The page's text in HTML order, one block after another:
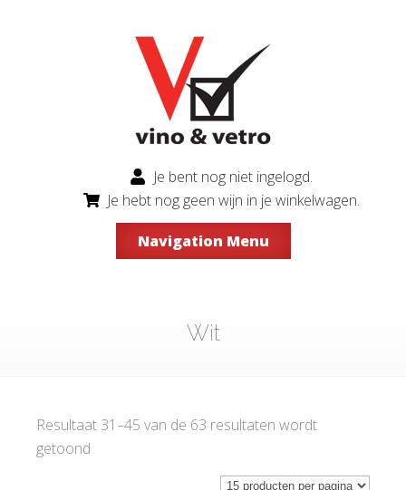
Je bent nog niet ingelogd.
Je hebt nog geen wijn in je winkelwagen.
Navigation Menu
Wit
Resultaat 31–45 van de 63 resultaten wordt
getoond